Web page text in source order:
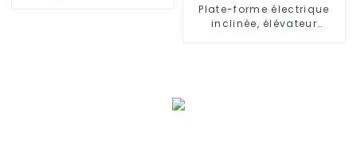
Plate-forme électrique
inclinée, élévateur